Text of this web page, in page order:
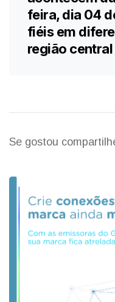
feira, dia 04
fiéis em
região
Se gostou